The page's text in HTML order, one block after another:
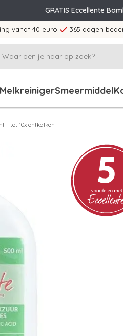
GRATIS Eccellente
vanaf 40 euro 365 dagen
MelkreinigerSmeermiddel
– tot 10x ontkalken